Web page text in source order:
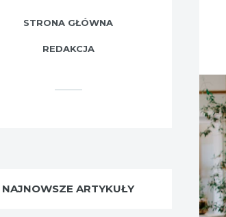
STRONA GŁÓWNA
REDAKCJA
NAJNOWSZE ARTYKUŁY